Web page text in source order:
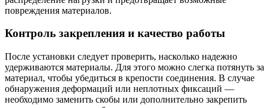
повреждения материалов.
Контроль закрепления и качество работы
После установки следует проверить, насколько надежно
удерживаются материалы. Для этого можно слегка потянуть за
материал, чтобы убедиться в крепости соединения. В случае
обнаружения деформаций или неплотных фиксаций —
необходимо заменить скобы или дополнительно закрепить